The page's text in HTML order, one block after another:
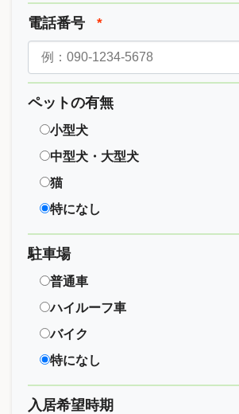
電話番号 *
ペットの有無
小型犬
中型犬・大型犬
猫
特になし
駐車場
普通車
ハイルーフ車
バイク
特になし
入居希望時期